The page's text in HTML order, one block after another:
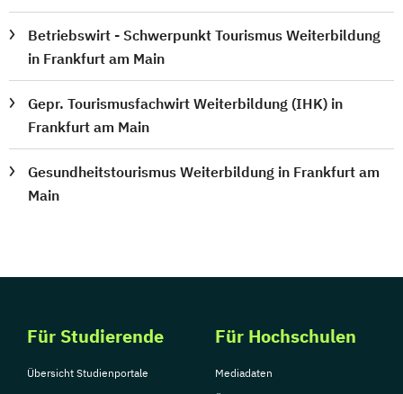
Betriebswirt - Schwerpunkt Tourismus Weiterbildung
in Frankfurt am Main
Gepr. Tourismusfachwirt Weiterbildung (IHK) in
Frankfurt am Main
Gesundheitstourismus Weiterbildung in Frankfurt am
Main
Für Studierende
Übersicht Studienportale
Für Hochschulen
Mediadaten